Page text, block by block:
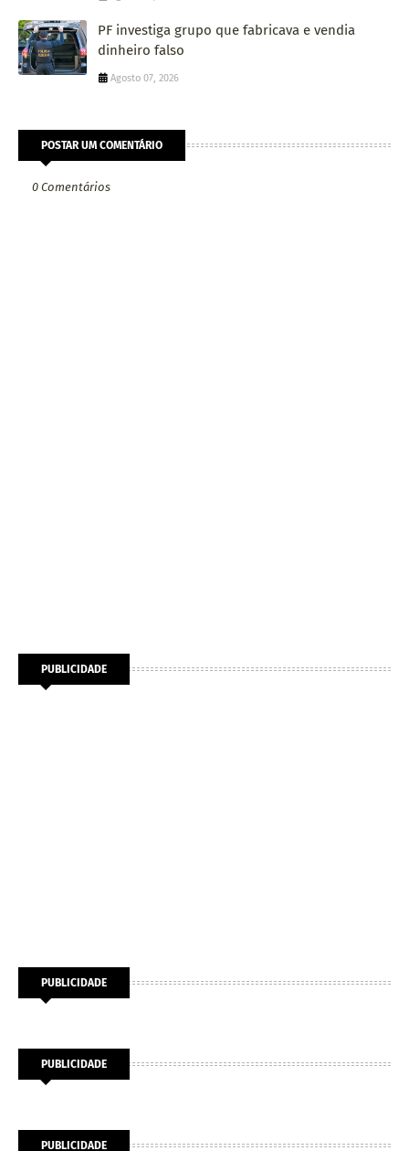
PF investiga grupo que fabricava e vendia
dinheiro falso
Agosto 07, 2026
POSTAR UM COMENTÁRIO
0 Comentários
PUBLICIDADE
PUBLICIDADE
PUBLICIDADE
PUBLICIDADE